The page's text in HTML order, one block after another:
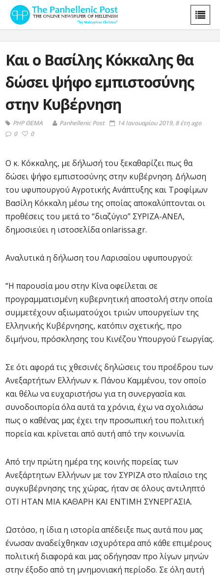
Και ο Βασίλης Κόκκαλης θα
δώσει ψήφο εμπιστοσύνης
στην Κυβέρνηση
PHP ΘΕΜΑ Panhellenic Post
14 Ιανουαρίου 2019, 8 έτη ago
0
0
Ο κ. Κόκκαλης, με δήλωσή του ξεκαθαρίζει πως θα
δώσει ψήφο εμπιστοσύνης στην κυβέρνηση. Δήλωση
του υφυπουργού Αγροτικής Ανάπτυξης και Τροφίμων
Βασίλη Κόκκαλη μέσω της οποίας αποκαλύπτονται οι
προθέσεις του μετά το “διαζύγιο” ΣΥΡΙΖΑ-ΑΝΕΛ,
δημοσιεύει η ιστοσελίδα onlarissa.gr.
Αναλυτικά η δήλωση του Λαρισαίου υφυπουργού:
“Η παρουσία μου στην Κίνα οφείλεται σε
προγραμματισμένη κυβερνητική αποστολή στην οποία
συμμετέχουν αξιωματούχοι τριών υπουργείων της
Ελληνικής Κυβέρνησης, κατόπιν σχετικής, προ
διμήνου, πρόσκλησης του Κινέζου Υπουργού Γεωργίας.
Σε ότι αφορά τις χθεσινές δηλώσεις του προέδρου των
Ανεξαρτήτων Ελλήνων κ. Πάνου Καμμένου, τον οποίο
και θέλω να ευχαριστήσω για τη συνεργασία και
συνοδοιπορία όλα αυτά τα χρόνια, έχω να σχολιάσω
πως ο καθένας μας έχει την προσωπική του πολιτική
πορεία και κρίνεται από αυτή από την κοινωνία.
Από την πρώτη ημέρα της κοινής πορείας των
Ανεξάρτητων Ελλήνων με τον ΣΥΡΙΖΑ στο πλαίσιο της
συγκυβέρνησης της χώρας, ήταν σε όλους αντιληπτό
ΟΤΙ ΗΤΑΝ ΜΙΑ ΚΑΘΑΡΗ ΚΑΙ ΕΝΤΙΜΗ ΣΥΝΕΡΓΑΣΙΑ.
Ωστόσο, η ίδια η ιστορία απέδειξε πως αυτά που μας
ένωσαν αναδείχθηκαν ισχυρότερα από κάθε επιμέρους
πολιτική διαφορά και μας οδήγησαν προ λίγων μηνών
στην έξοδο από τη μνημονιακή περίοδο. Σε όλη αυτή